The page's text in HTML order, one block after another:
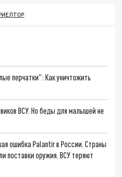
перчатки": Как уничтожить
ВСУ. Но беды для малышей не
ошибка Palantir в России. Страны
поставки оружия. ВСУ теряют